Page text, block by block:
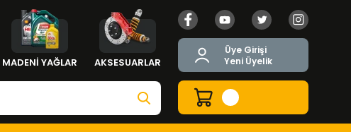
MADENİ YAĞLAR AKSESUARLAR
Üye Girişi
Yeni Üyelik